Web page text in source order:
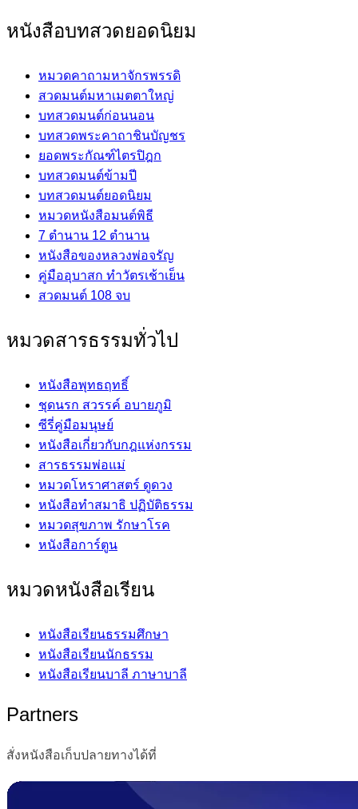
หนังสือบทสวดยอดนิยม
หมวดคาถามหาจักรพรรดิ
สวดมนต์มหาเมตตาใหญ่
บทสวดมนต์ก่อนนอน
บทสวดพระคาถาชินบัญชร
ยอดพระกัณฑ์ไตรปิฎก
บทสวดมนต์ข้ามปี
บทสวดมนต์ยอดนิยม
หมวดหนังสือมนต์พิธี
7 ตำนาน 12 ตำนาน
หนังสือของหลวงพ่อจรัญ
คู่มืออุบาสก ทำวัตรเช้าเย็น
สวดมนต์ 108 จบ
หมวดสารธรรมทั่วไป
หนังสือพุทธฤทธิ์
ชุดนรก สวรรค์ อบายภูมิ
ซีรี่คู่มือมนุษย์
หนังสือเกี่ยวกับกฎแห่งกรรม
สารธรรมพ่อแม่
หมวดโหราศาสตร์ ดูดวง
หนังสือทำสมาธิ ปฏิบัติธรรม
หมวดสุขภาพ รักษาโรค
หนังสือการ์ตูน
หมวดหนังสือเรียน
หนังสือเรียนธรรมศึกษา
หนังสือเรียนนักธรรม
หนังสือเรียนบาลี ภาษาบาลี
Partners
สั่งหนังสือเก็บปลายทางได้ที่